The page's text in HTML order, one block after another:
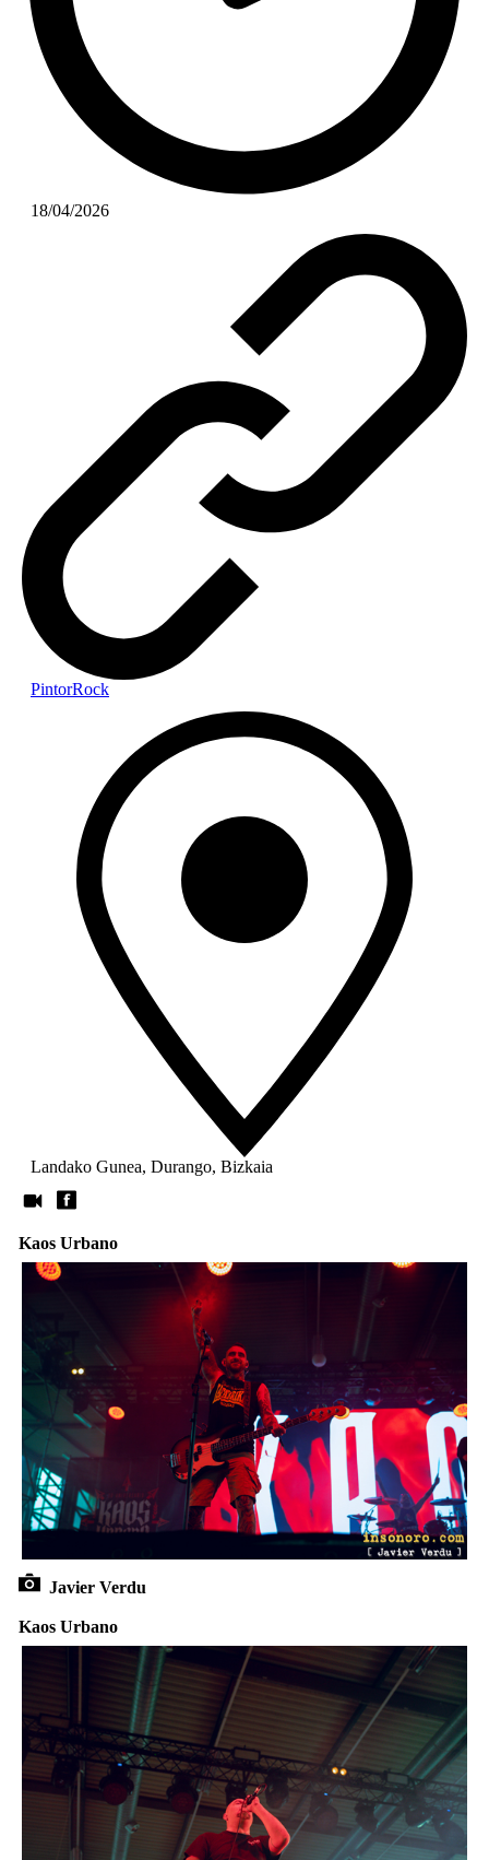
18/04/2026
PintorRock
Landako Gunea, Durango, Bizkaia
Kaos Urbano
Javier Verdu
Kaos Urbano